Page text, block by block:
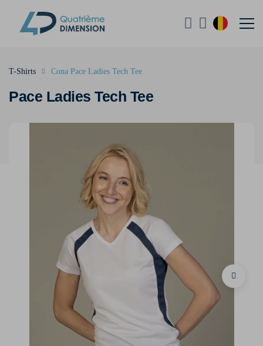
Pace Ladies Tech Tee
T-Shirts Cona Pace Ladies Tech Tee